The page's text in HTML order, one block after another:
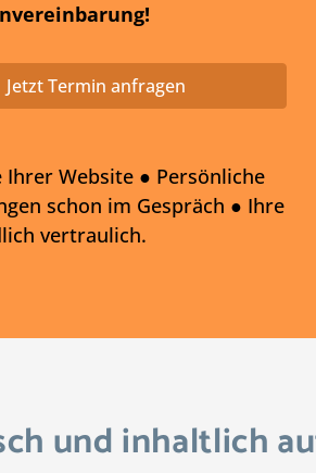
Jetzt Termin anfragen
Website ● Persönliche
schon im Gespräch ● Ihre
vertraulich.
und inhaltlich